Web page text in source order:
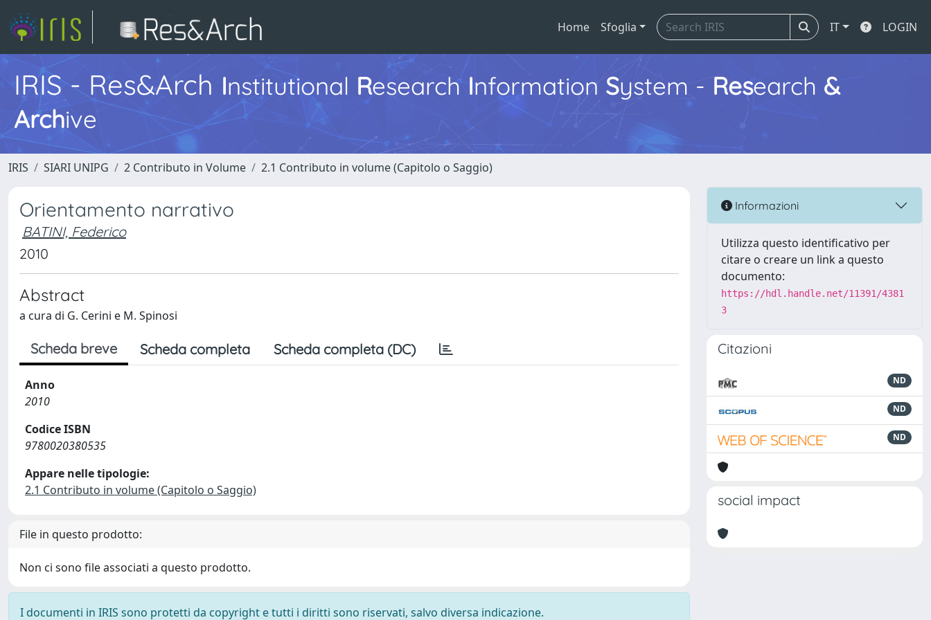
Home Sfoglia IT LOGIN
IRIS - Res&Arch Institutional Research Information System - Research &
Archive
IRIS SIARI UNIPG 2 Contributo in Volume 2.1 Contributo in volume (Capitolo o Saggio)
Orientamento narrativo
BATINI, Federico
2010
Abstract
a cura di G. Cerini e M. Spinosi
Scheda breve Scheda completa Scheda completa (DC)
Anno
2010
Codice ISBN
9780020380535
Appare nelle tipologie:
2.1 Contributo in volume (Capitolo o Saggio)
File in questo prodotto:
Non ci sono file associati a questo prodotto.
I documenti in IRIS sono protetti da copyright e tutti i diritti sono riservati, salvo diversa indicazione.
Informazioni
Utilizza questo identificativo per
citare o creare un link a questo
documento:
https://hdl.handle.net/11391/4381
3
Citazioni
ND
ND
ND
social impact